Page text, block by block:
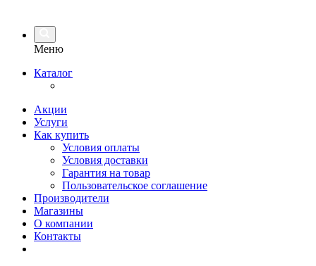
Меню
Каталог
Акции
Услуги
Как купить
Условия оплаты
Условия доставки
Гарантия на товар
Пользовательское соглашение
Производители
Магазины
О компании
Контакты